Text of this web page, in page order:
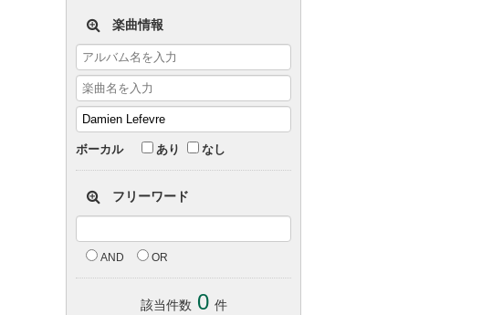
楽曲情報
ボーカル あり なし
フリーワード
AND OR
該当件数 0 件